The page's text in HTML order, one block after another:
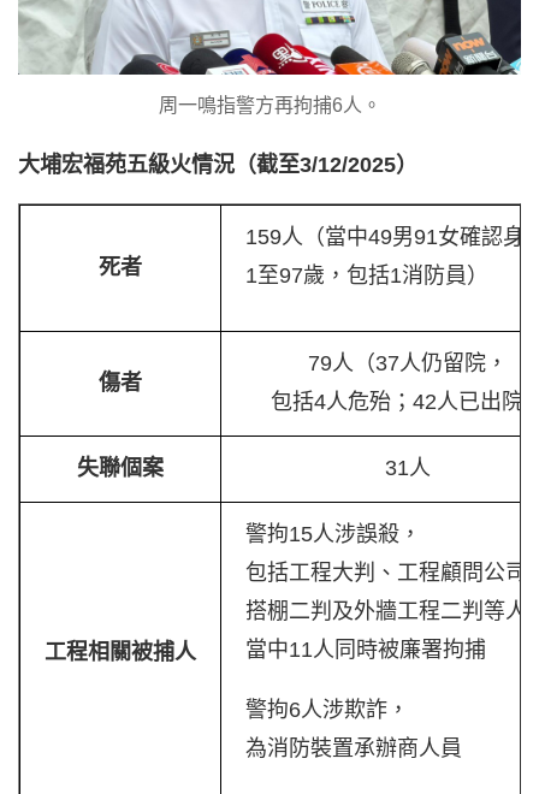
周一鳴指警方再拘捕6人。
大埔宏福苑五級火情況（截至3/12/2025）
死者
159人（當中49男91女確認身
1至97歲，包括1消防員）
傷者
79人（37人仍留院，
包括4人危殆；42人已出院
失聯個案 31人
工程相關被捕人
警拘15人涉誤殺，
包括工程大判、工程顧問公司
搭棚二判及外牆工程二判等人
當中11人同時被廉署拘捕
警拘6人涉欺詐，
為消防裝置承辦商人員